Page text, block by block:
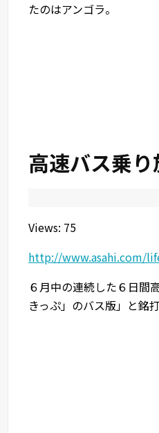
たのはアンゴラ。
高速バス乗
Views: 75
http://www.asahi.com/
６月中の連続した６日間
きっぷ」のバス版」と銘